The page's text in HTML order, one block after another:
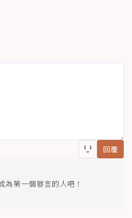
回覆
為第一個發言的人吧！